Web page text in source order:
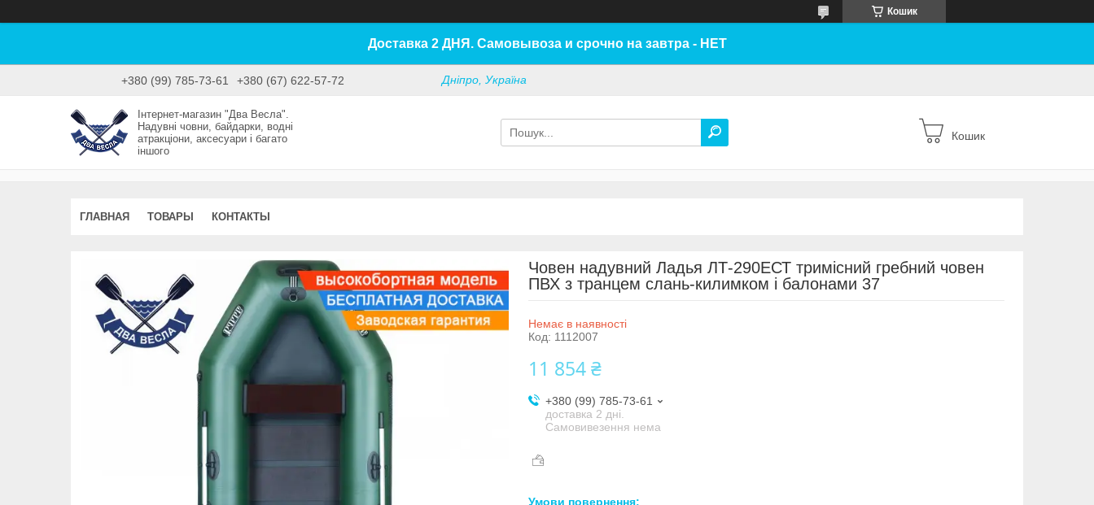
Кошик
Доставка 2 ДНЯ. Самовывоза и срочно на завтра - НЕТ
+380 (99) 785-73-61 +380 (67) 622-57-72 Дніпро, Україна
Інтернет-магазин "Два Весла".
Надувні човни, байдарки, водні
атракціони, аксесуари і багато
іншого
Кошик
ГЛАВНАЯ ТОВАРЫ КОНТАКТЫ
Човен надувний Ладья ЛТ-290ЕСТ тримісний гребний човен
ПВХ з транцем слань-килимком і балонами 37
Немає в наявності
Код: 1112007
11 854 ₴
+380 (99) 785-73-61
доставка 2 дні.
Самовивезення нема